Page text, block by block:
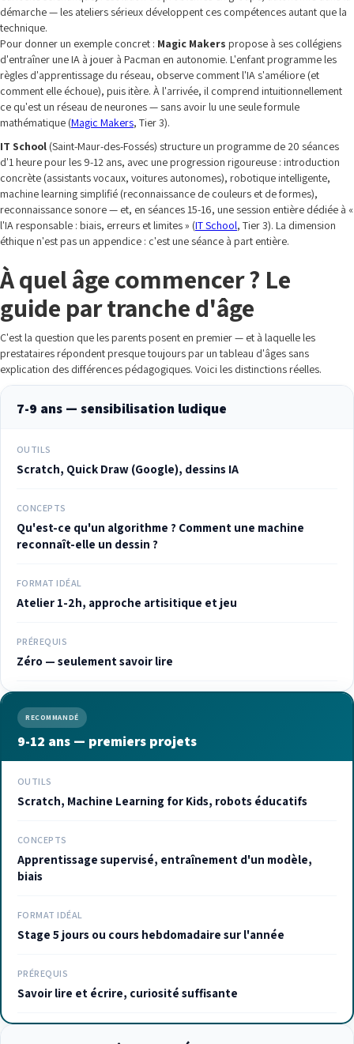
démarche — les ateliers sérieux développent ces compétences autant que la
technique.
Pour donner un exemple concret : Magic Makers propose à ses collégiens
d'entraîner une IA à jouer à Pacman en autonomie. L'enfant programme les
règles d'apprentissage du réseau, observe comment l'IA s'améliore (et
comment elle échoue), puis itère. À l'arrivée, il comprend intuitionnellement
ce qu'est un réseau de neurones — sans avoir lu une seule formule
mathématique (Magic Makers, Tier 3).
IT School (Saint-Maur-des-Fossés) structure un programme de 20 séances
d'1 heure pour les 9-12 ans, avec une progression rigoureuse : introduction
concrète (assistants vocaux, voitures autonomes), robotique intelligente,
machine learning simplifié (reconnaissance de couleurs et de formes),
reconnaissance sonore — et, en séances 15-16, une session entière dédiée à «
l'IA responsable : biais, erreurs et limites » (IT School, Tier 3). La dimension
éthique n'est pas un appendice : c'est une séance à part entière.
À quel âge commencer ? Le
guide par tranche d'âge
C'est la question que les parents posent en premier — et à laquelle les
prestataires répondent presque toujours par un tableau d'âges sans
explication des différences pédagogiques. Voici les distinctions réelles.
7-9 ans — sensibilisation ludique
OUTILS
Scratch, Quick Draw (Google), dessins IA
CONCEPTS
Qu'est-ce qu'un algorithme ? Comment une machine
reconnaît-elle un dessin ?
FORMAT IDÉAL
Atelier 1-2h, approche artisitique et jeu
PRÉREQUIS
Zéro — seulement savoir lire
RECOMMANDÉ
9-12 ans — premiers projets
OUTILS
Scratch, Machine Learning for Kids, robots éducatifs
CONCEPTS
Apprentissage supervisé, entraînement d'un modèle,
biais
FORMAT IDÉAL
Stage 5 jours ou cours hebdomadaire sur l'année
PRÉREQUIS
Savoir lire et écrire, curiosité suffisante